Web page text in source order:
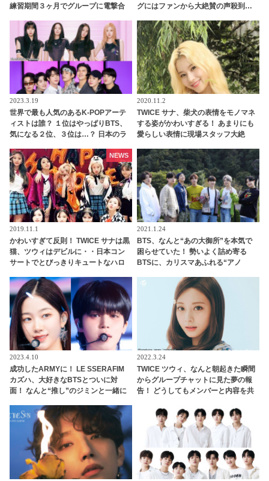
練習期間３ヶ月でグループに電撃合
鼓判！ 圧巻の才能でYGエンタの重鎮
を唸らせる
グにはファンから大絶賛の声殺到…
クのイメチェンが信じられない美し
さだと話題に
2023.3.19
世界で最も人気のあるK-POPアーテ
ィストは誰？ １位はやっぱりBTS、
気になる２位、３位は…？ 日本のラ
ンクイン！ 各国の個性あふれるデー
タに注目殺到
2020.11.2
TWICE サナ、柴犬の表情をモノマネ
する姿がかわいすぎる！ あまりにも
愛らしい表情に現場スタッフ大絶
の視線くぎづけ[動画あり]
2019.11.1
かわいすぎて反則！ TWICE サナは黒
猫、ツウィはデビルに・・日本コン
サートでとびっきりキュートなハロ
NEWS
2021.1.24
BTS、なんと“あの大御所”を本気で
困らせていた！ 勢いよく詰め寄る
BTSに、カリスマあふれる“アノ
強すぎるあまり起きてしまったまさ
かの事態にファン大爆笑
2023.4.10
成功したARMYに！ LE SSERAFIM
カズハ、大好きなBTSとついに対
面！ なんと“推し”のジミンと一緒に
コラボ実現にうれしさ爆発
2022.3.24
TWICE ツウィ、なんと朝起きた瞬間
からグループチャットに見た夢の報
告！ どうしてもメンバーと内容を共
っこり